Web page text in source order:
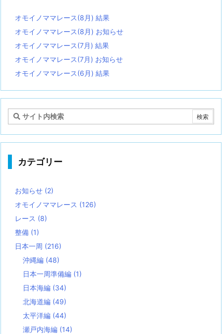
オモイノママレース(8月) 結果
オモイノママレース(8月) お知らせ
オモイノママレース(7月) 結果
オモイノママレース(7月) お知らせ
オモイノママレース(6月) 結果
カテゴリー
お知らせ (2)
オモイノママレース (126)
レース (8)
整備 (1)
日本一周 (216)
沖縄編 (48)
日本一周準備編 (1)
日本海編 (34)
北海道編 (49)
太平洋編 (44)
瀬戸内海編 (14)